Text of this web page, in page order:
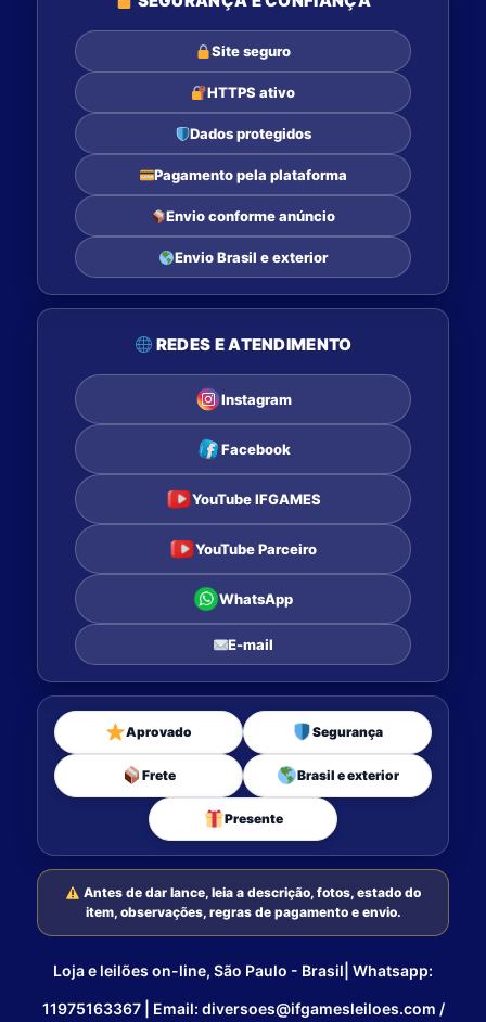
Site seguro
HTTPS ativo
Dados protegidos
Pagamento pela plataforma
Envio conforme anúncio
Envio Brasil e exterior
REDES E ATENDIMENTO
Instagram
Facebook
YouTube IFGAMES
YouTube Parceiro
WhatsApp
E-mail
Aprovado Segurança
Frete Brasil e exterior
Presente
Antes de dar lance, leia a descrição, fotos, estado do
item, observações, regras de pagamento e envio.
Loja e leilões on-line, São Paulo - Brasil| Whatsapp:
11975163367 | Email: diversoes@ifgamesleiloes.com /